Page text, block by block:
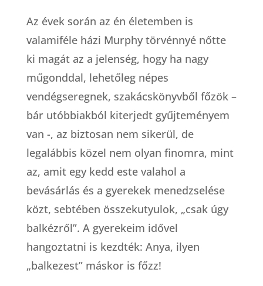
Az évek során az én életemben is
valamiféle házi Murphy törvénnyé nőtte
ki magát az a jelenség, hogy ha nagy
műgonddal, lehetőleg népes
vendégseregnek, szakácskönyvből főzök –
bár utóbbiakból kiterjedt gyűjteményem
van -, az biztosan nem sikerül, de
legalábbis közel nem olyan finomra, mint
az, amit egy kedd este valahol a
bevásárlás és a gyerekek menedzselése
közt, sebtében összekutyulok, „csak úgy
balkézről”. A gyerekeim idővel
hangoztatni is kezdték: Anya, ilyen
„balkezest” máskor is főzz!